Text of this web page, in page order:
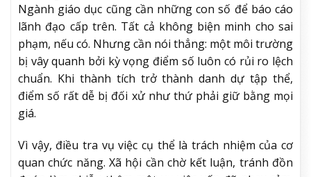
Ngành giáo dục cũng cần những con số để báo cáo
lãnh đạo cấp trên. Tất cả không biện minh cho sai
phạm, nếu có. Nhưng cần nói thẳng: một môi trường
bị vây quanh bởi kỳ vọng điểm số luôn có rủi ro lệch
chuẩn. Khi thành tích trở thành danh dự tập thể,
điểm số rất dễ bị đối xử như thứ phải giữ bằng mọi
giá.
Vì vậy, điều tra vụ việc cụ thể là trách nhiệm của cơ
quan chức năng. Xã hội cần chờ kết luận, tránh đồn